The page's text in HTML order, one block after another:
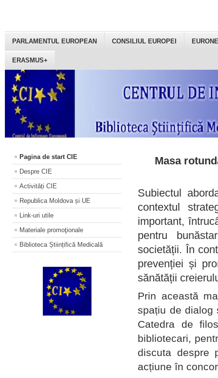
PARLAMENTUL EUROPEAN CONSILIUL EUROPEI
ERASMUS+
Pagina de start CIE
Despre CIE
Activități CIE
Republica Moldova și UE
Link-uri utile
Materiale promoţionale
Biblioteca Științifică Medicală
Masa
Subiectul
contextul
important,
pentru
societății. În
prevenției și
sănătății
Prin această
spațiu de dialog
Catedra de
bibliotecari,
discuta despre
acțiune în